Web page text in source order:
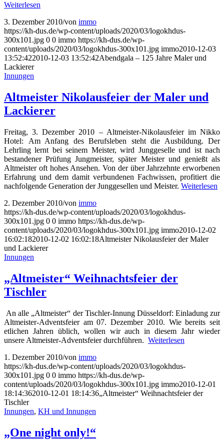
Weiterlesen
3. Dezember 2010/von immo
https://kh-dus.de/wp-content/uploads/2020/03/logokhdus-
300x101.jpg 0 0 immo https://kh-dus.de/wp-
content/uploads/2020/03/logokhdus-300x101.jpg immo2010-12-03
13:52:422010-12-03 13:52:42Abendgala – 125 Jahre Maler und
Lackierer
Innungen
Altmeister Nikolausfeier der Maler und
Lackierer
Freitag, 3. Dezember 2010 – Altmeister-Nikolausfeier im Nikko
Hotel: Am Anfang des Berufsleben steht die Ausbildung. Der
Lehrling lernt bei seinem Meister, wird Junggeselle und ist nach
bestandener Prüfung Jungmeister, später Meister und genießt als
Altmeister oft hohes Ansehen. Von der über Jahrzehnte erworbenen
Erfahrung und dem damit verbundenen Fachwissen, profitiert die
nachfolgende Generation der Junggesellen und Meister. Weiterlesen
2. Dezember 2010/von immo
https://kh-dus.de/wp-content/uploads/2020/03/logokhdus-
300x101.jpg 0 0 immo https://kh-dus.de/wp-
content/uploads/2020/03/logokhdus-300x101.jpg immo2010-12-02
16:02:182010-12-02 16:02:18Altmeister Nikolausfeier der Maler
und Lackierer
Innungen
„Altmeister“ Weihnachtsfeier der
Tischler
An alle „Altmeister“ der Tischler-Innung Düsseldorf: Einladung zur
Altmeister-Adventsfeier am 07. Dezember 2010. Wie bereits seit
etlichen Jahren üblich, wollen wir auch in diesem Jahr wieder
unsere Altmeister-Adventsfeier durchführen. Weiterlesen
1. Dezember 2010/von immo
https://kh-dus.de/wp-content/uploads/2020/03/logokhdus-
300x101.jpg 0 0 immo https://kh-dus.de/wp-
content/uploads/2020/03/logokhdus-300x101.jpg immo2010-12-01
18:14:362010-12-01 18:14:36„Altmeister“ Weihnachtsfeier der
Tischler
Innungen, KH und Innungen
„One night only!“